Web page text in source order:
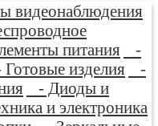
видеонаблюдения
питания
-
изделия
-
- Диоды и
и электроника